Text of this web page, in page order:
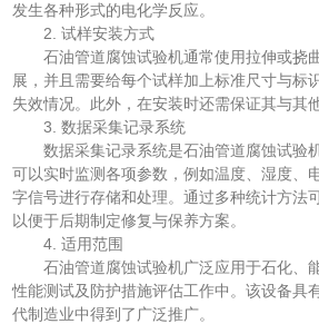
发生各种形式的电化学反应。
2. 试样安装方式
石油管道腐蚀试验机通常使用拉伸或挠曲
展，并且需要给每个试样加上标准尺寸与标
失效情况。此外，在安装时还需保证其与其
3. 数据采集记录系统
数据采集记录系统是石油管道腐蚀试验
可以实时监测各项参数，例如温度、湿度、
字信号进行存储和处理。通过多种统计方法
以便于后期制定修复与保养方案。
4. 适用范围
石油管道腐蚀试验机广泛应用于石化、
性能测试及防护措施评估工作中。该设备具
代制造业中得到了广泛推广。